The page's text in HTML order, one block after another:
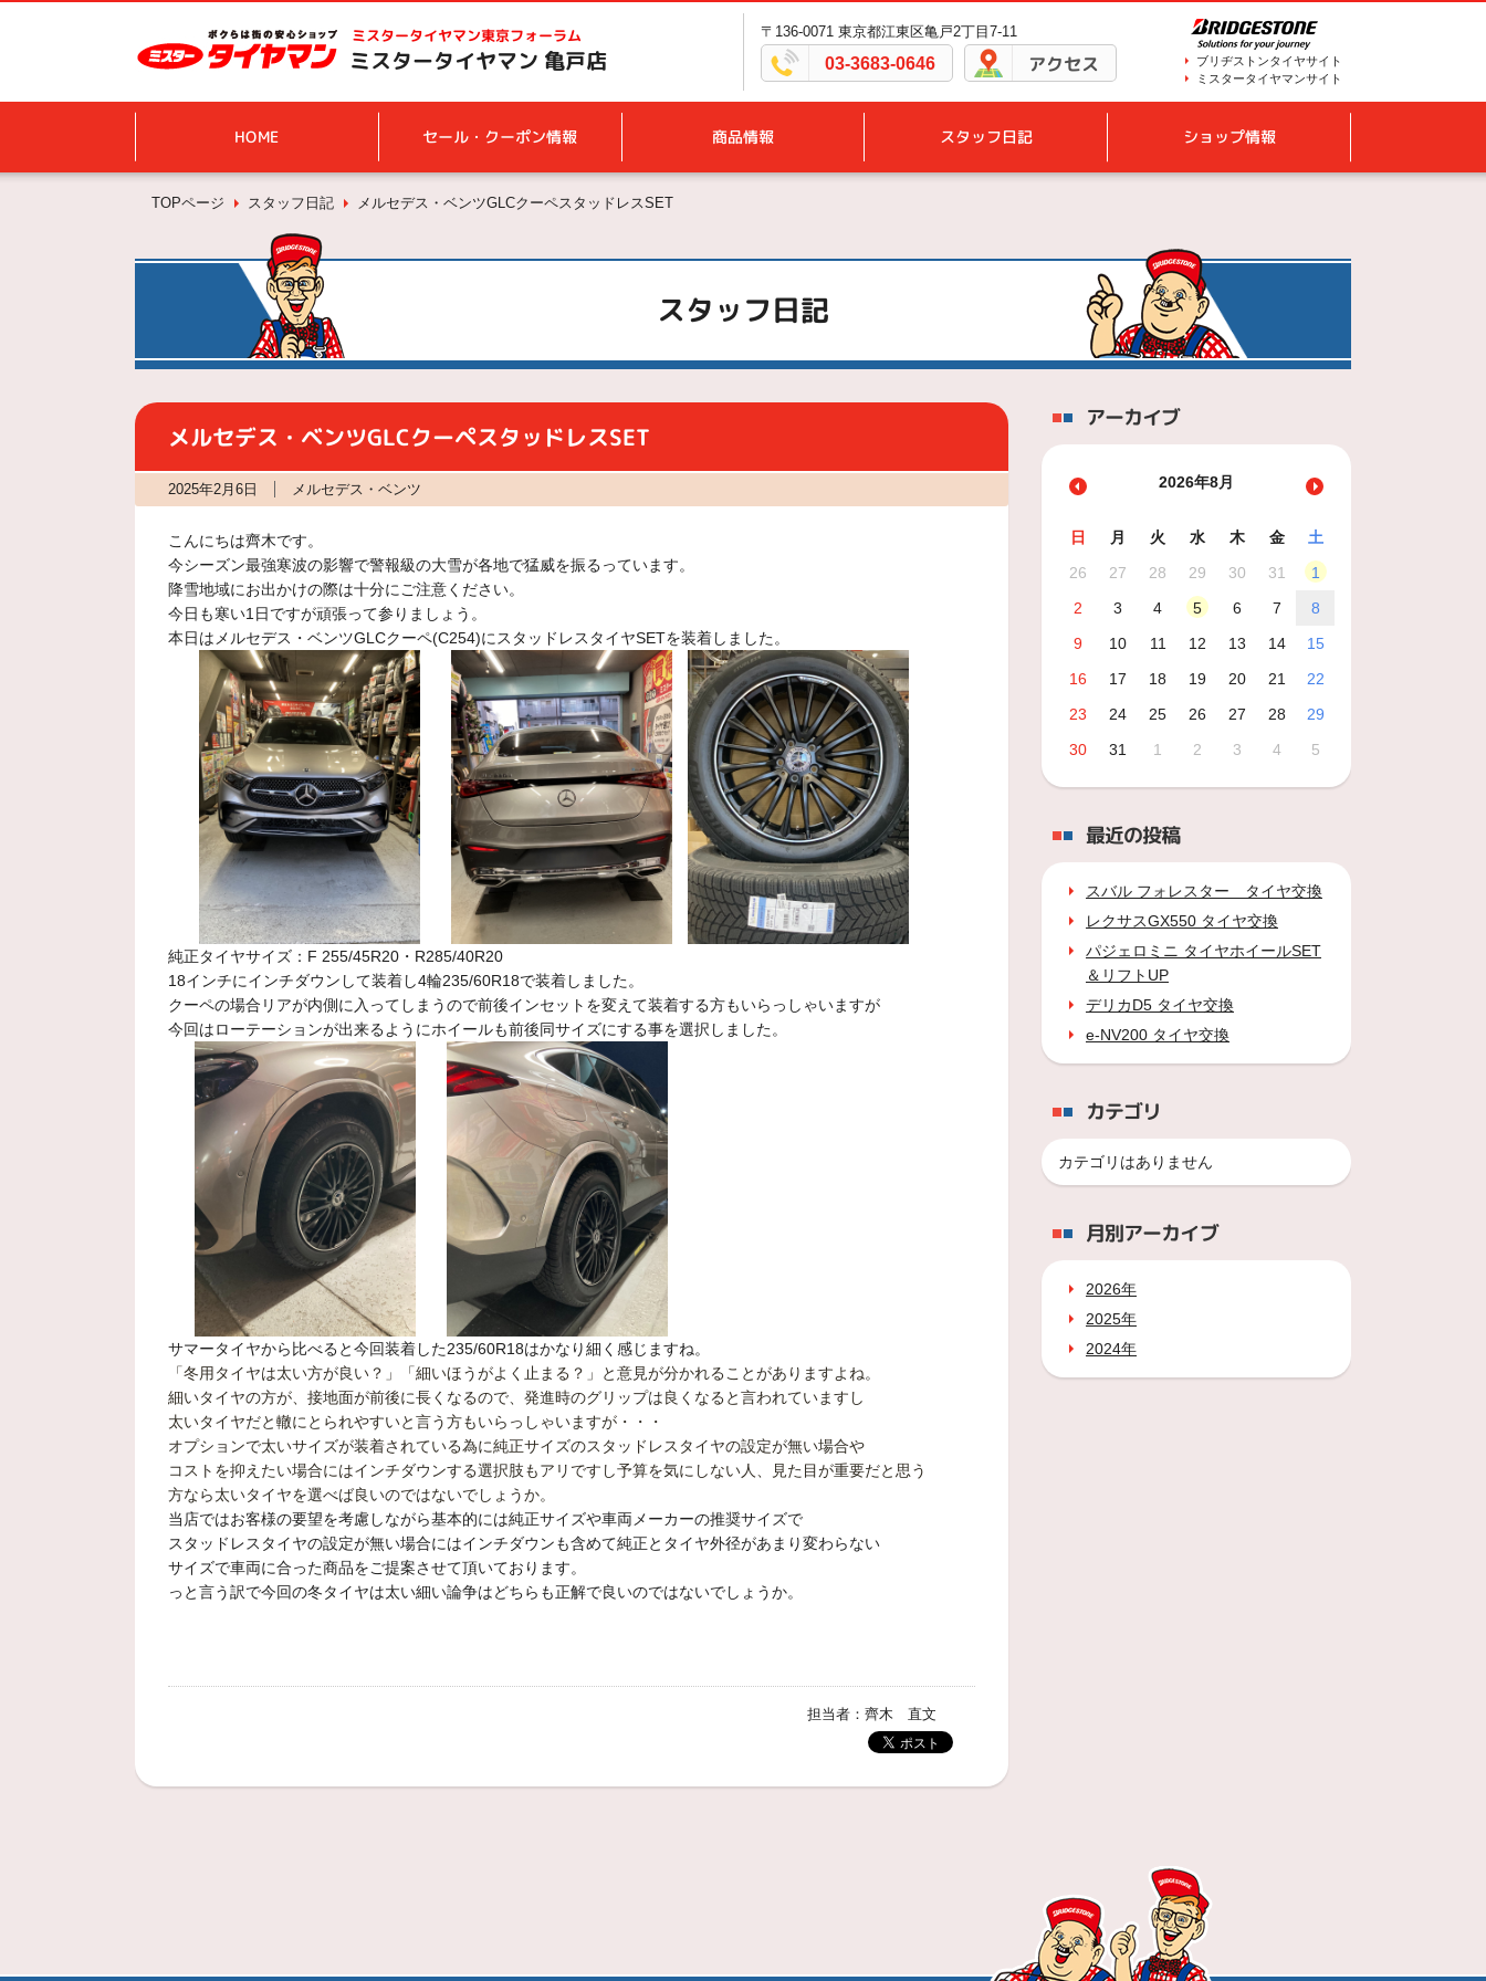
ミスタータイヤマン東京フォーラム
ミスタータイヤマン 亀戸店
〒136-0071 東京都江東区亀戸2丁目7-11
03-3683-0646 アクセス
ブリヂストンタイヤサイト
ミスタータイヤマンサイト
HOME セール・クーポン情報 商品情報 スタッフ日記 ショップ情報
TOPページ スタッフ日記 メルセデス・ベンツGLCクーペスタッドレスSET
スタッフ日記
メルセデス・ベンツGLCクーペスタッドレスSET
2025年2月6日 メルセデス・ベンツ
こんにちは齊木です。
今シーズン最強寒波の影響で警報級の大雪が各地で猛威を振るっています。
降雪地域にお出かけの際は十分にご注意ください。
今日も寒い1日ですが頑張って参りましょう。
本日はメルセデス・ベンツGLCクーペ(C254)にスタッドレスタイヤSETを装着しました。
純正タイヤサイズ：F 255/45R20・R285/40R20
18インチにインチダウンして装着し4輪235/60R18で装着しました。
クーペの場合リアが内側に入ってしまうので前後インセットを変えて装着する方もいらっしゃいますが
今回はローテーションが出来るようにホイールも前後同サイズにする事を選択しました。
サマータイヤから比べると今回装着した235/60R18はかなり細く感じますね。
「冬用タイヤは太い方が良い？」
「細いほうがよく止まる？」
と意見が分かれることがありますよね。
細いタイヤの方が、接地面が前後に長くなるので、発進時のグリップは良くなると言われていますし
太いタイヤだと轍にとられやすいと言う方もいらっしゃいますが・・・
オプションで太いサイズが装着されている為に純正サイズのスタッドレスタイヤの設定が無い場合や
コストを抑えたい場合にはインチダウンする選択肢もアリですし予算を気にしない人、
見た目が重要だと思う
方なら太いタイヤを選べば良いのではないでしょうか。
当店ではお客様の要望を考慮しながら基本的には純正サイズや車両メーカーの推奨サイズで
スタッドレスタイヤの設定が無い場合にはインチダウンも含めて純正とタイヤ外径があまり変わらない
サイズで車両に合った商品をご提案させて頂いております。
っと言う訳で今回の冬タイヤは太い細い論争はどちらも正解で良いのではないでしょうか。
担当者：齊木 直文
アーカイブ
2026年8月
日 月 火 水 木 金
土
26
27 28 29 30 31
1
2
3 4 5 6 7
8
9
10 11 12 13 14
15
16
17 18 19 20 21
22
23
24 25 26 27 28
29
30
31 1 2 3 4 5
最近の投稿
スバル フォレスター タイヤ交換
レクサスGX550 タイヤ交換
パジェロミニ タイヤホイールSET
＆リフトUP
デリカD5 タイヤ交換
e-NV200 タイヤ交換
カテゴリ
カテゴリはありません
月別アーカイブ
2026年
2025年
2024年